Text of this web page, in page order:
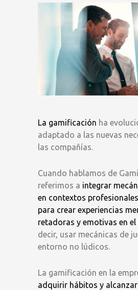
La gamificación ha
adaptado a las nuevas
las compañías.
Cuando hablamos de
referimos a integrar
en contextos
para crear experiencias
retadoras y emotivas en el
decir, usar mecánicas de
entorno no lúdicos.
La gamificación en la
adquirir hábitos y